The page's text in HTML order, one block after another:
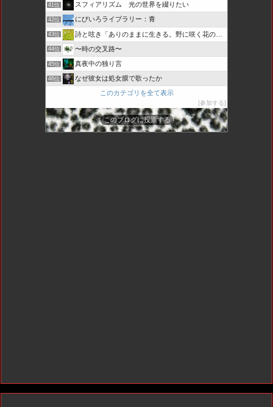
41位 スフィアリズム 光の世界を綴りたい
42位 にびいろライブラリー：青
43位 詩と呟き「ありのままに生きる。野に咲く花のように・・・」
44位 〜時の交叉路〜
45位 真夜中の独り言
46位
なぜ彼女は処女膜で歌ったか
このカテゴリを全て表示
参加する
このブログに投票する